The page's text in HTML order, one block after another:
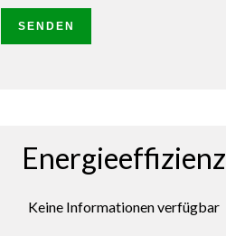
SENDEN
Energieeffizienz
Keine Informationen verfügbar